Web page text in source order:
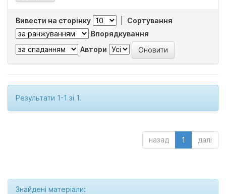
Вивести на сторінку
Сортування
Впорядкування
Автори
Результати 1-1 зі 1.
назад 1 далі
Знайдені матеріали: